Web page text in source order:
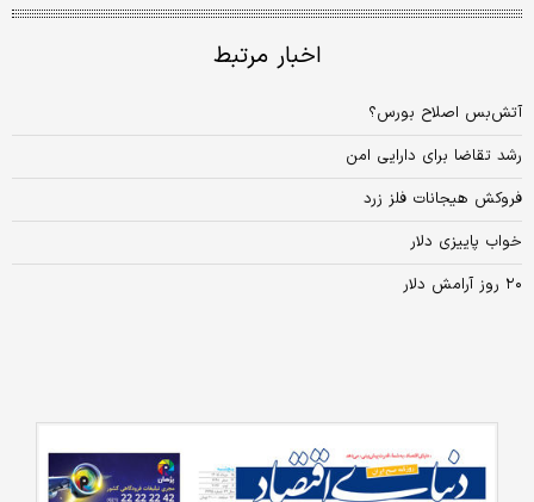
اخبار مرتبط
آتش‌بس اصلاح بورس؟
رشد تقاضا برای دارایی امن
فروکش هیجانات فلز زرد
خواب پاییزی دلار
۲۰ روز آرامش دلار